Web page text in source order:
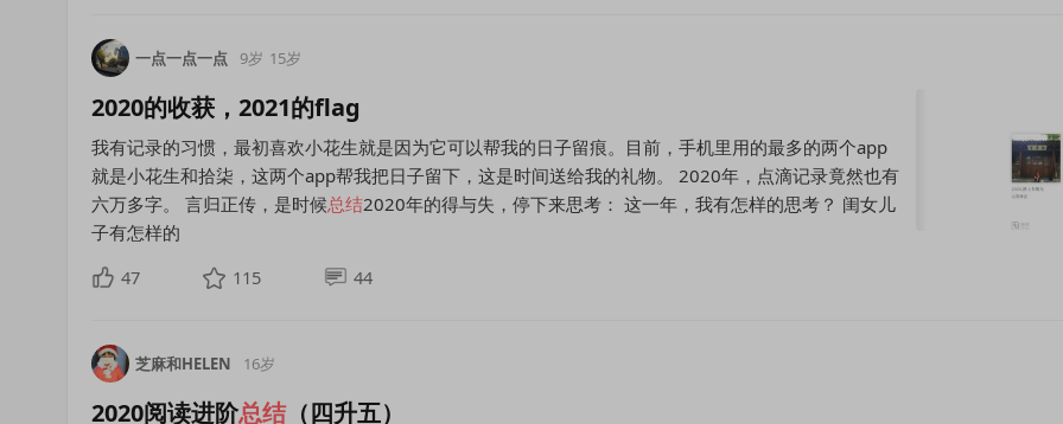
一点一点一点 9岁 15岁
2020的收获，2021的flag
我有记录的习惯，最初喜欢小花生就是因为它可以帮我的日子留痕。目前，手机里用的最多的两个app
就是小花生和拾柒，这两个app帮我把日子留下，这是时间送给我的礼物。 2020年，点滴记录竟然也有
六万多字。 言归正传，是时候总结2020年的得与失，停下来思考： 这一年，我有怎样的思考？ 闺女儿
子有怎样的
47
115 44
芝麻和HELEN 16岁
2020阅读进阶总结（四升五）